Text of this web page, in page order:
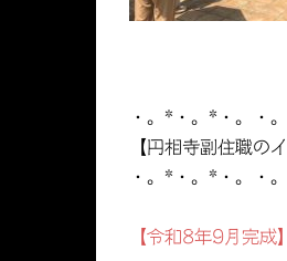
・。*・。*・。・
【円相寺副住職の
・。*・。*・。・
【令和8年9月完